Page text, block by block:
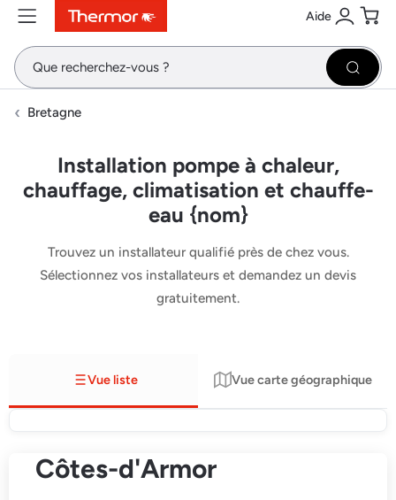
ContenuMenuRecherche Aide
Se
Bretagne
Installation pompe à chaleur,
chauffage, climatisation et chauffe-
eau {nom}
Trouvez un installateur qualifié près de chez vous.
Sélectionnez vos installateurs et demandez un devis
gratuitement.
Vue liste Vue carte géographique
Côtes-d'Armor